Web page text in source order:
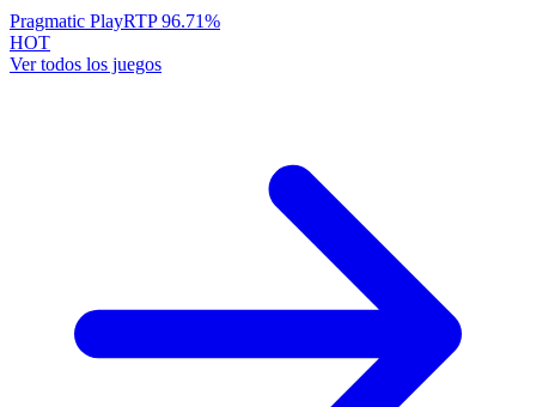
Pragmatic PlayRTP96.71%
HOT
Ver todos los juegos